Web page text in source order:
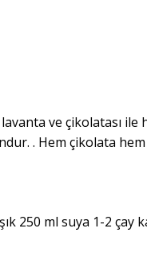
lavanta ve çikolatası
. Hem çikolata
250 ml suya 1-2 çay